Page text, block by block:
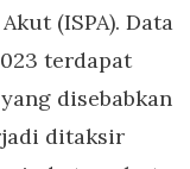
(ISPA). Data
terdapat
disebabkan
ditaksir